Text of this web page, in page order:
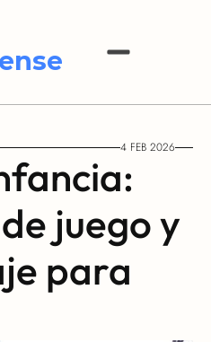
4 FEB 2026
juego y
para